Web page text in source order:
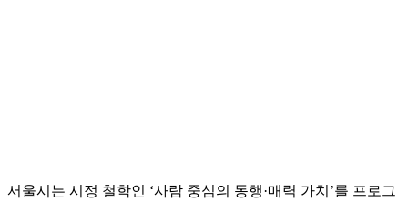
서울시는 시정 철학인 ‘사람 중심의 동행·매력 가치’를 프로그